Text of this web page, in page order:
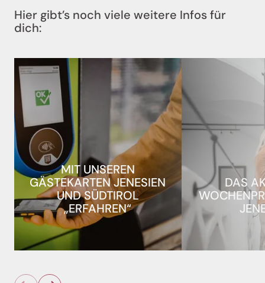
Hier gibt’s noch viele weitere Infos für
dich:
MIT UNSEREN
GÄSTEKARTEN JENESIEN
UND SÜDTIROL
„ERFAHREN“
DAS